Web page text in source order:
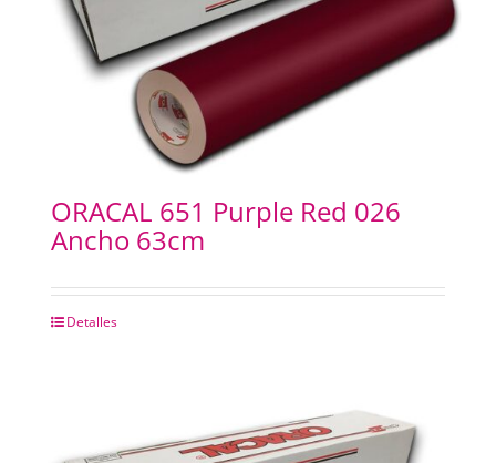
ORACAL 651 Purple Red 026
Ancho 63cm
Detalles